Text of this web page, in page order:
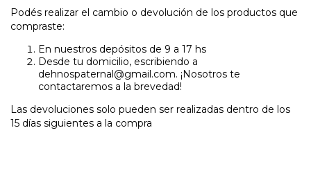
Podés realizar el cambio o devolución de los productos que
compraste:
En nuestros depósitos de 9 a 17 hs
Desde tu domicilio, escribiendo a
dehnospaternal@gmail.com. ¡Nosotros te
contactaremos a la brevedad!
Las devoluciones solo pueden ser realizadas dentro de los
15 días siguientes a la compra